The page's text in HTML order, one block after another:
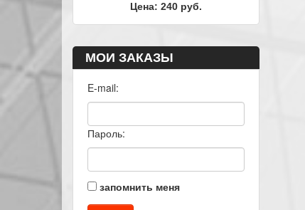
Цена: 240 руб.
МОИ ЗАКАЗЫ
E-mail:
Пароль:
запомнить меня